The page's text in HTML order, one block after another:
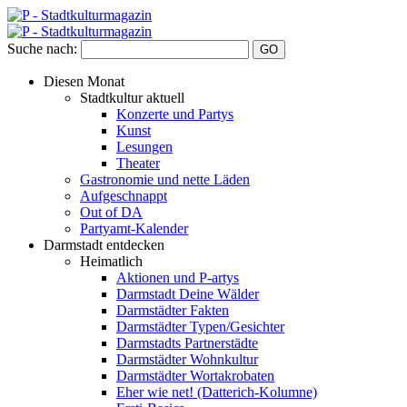
Suche nach:
Diesen Monat
Stadtkultur aktuell
Konzerte und Partys
Kunst
Lesungen
Theater
Gastronomie und nette Läden
Aufgeschnappt
Out of DA
Partyamt-Kalender
Darmstadt entdecken
Heimatlich
Aktionen und P-artys
Darmstadt Deine Wälder
Darmstädter Fakten
Darmstädter Typen/Gesichter
Darmstadts Partnerstädte
Darmstädter Wohnkultur
Darmstädter Wortakrobaten
Eher wie net! (Datterich-Kolumne)